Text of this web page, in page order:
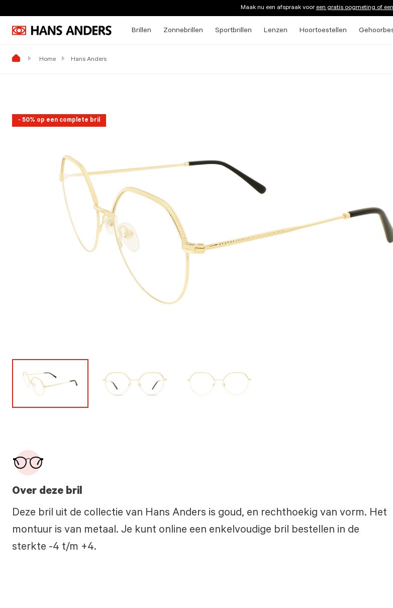
Maak nu een afspraak vooreen gratis oogmeting of
Brillen Zonnebrillen Sportbrillen Lenzen Hoortoestellen
Home Hans Anders
- 50% op een complete bril
Over deze bril
Deze bril uit de collectie van Hans Anders is goud, en rechthoekig van vorm. Het
montuur is van metaal. Je kunt online een enkelvoudige bril bestellen in de
sterkte -4 t/m +4.